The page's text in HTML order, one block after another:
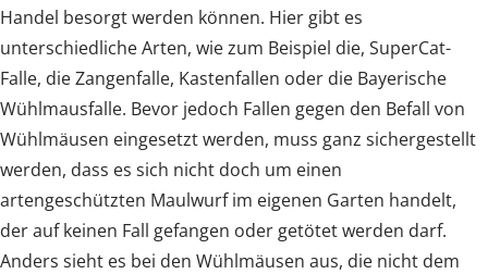
Handel besorgt werden können. Hier gibt es
unterschiedliche Arten, wie zum Beispiel die, SuperCat-
Falle, die Zangenfalle, Kastenfallen oder die Bayerische
Wühlmausfalle. Bevor jedoch Fallen gegen den Befall von
Wühlmäusen eingesetzt werden, muss ganz sichergestellt
werden, dass es sich nicht doch um einen
artengeschützten Maulwurf im eigenen Garten handelt,
der auf keinen Fall gefangen oder getötet werden darf.
Anders sieht es bei den Wühlmäusen aus, die nicht dem